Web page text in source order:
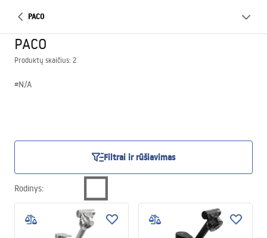
PACO
PACO
Produktų skaičius: 2
#N/A
Filtrai ir rūšiavimas
Rodinys: